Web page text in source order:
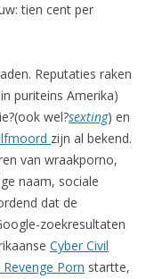
tien cent per
Reputaties raken
puriteins Amerika)
wel?sexting) en
zijn al bekend.
van wraakporno,
naam, sociale
dat de
zoekresultaten
Cyber Civil
Porn startte,